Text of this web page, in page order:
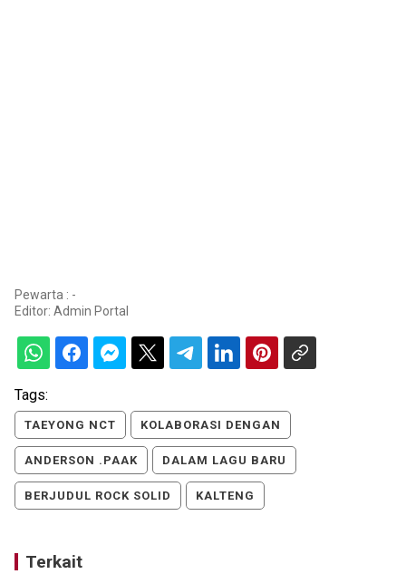
Pewarta : -
Editor: Admin Portal
Tags:
TAEYONG NCT KOLABORASI DENGAN
ANDERSON .PAAK DALAM LAGU BARU
BERJUDUL ROCK SOLID KALTENG
Terkait